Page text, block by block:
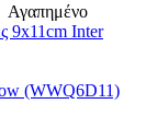
Αγαπημένο
9x11cm Inter